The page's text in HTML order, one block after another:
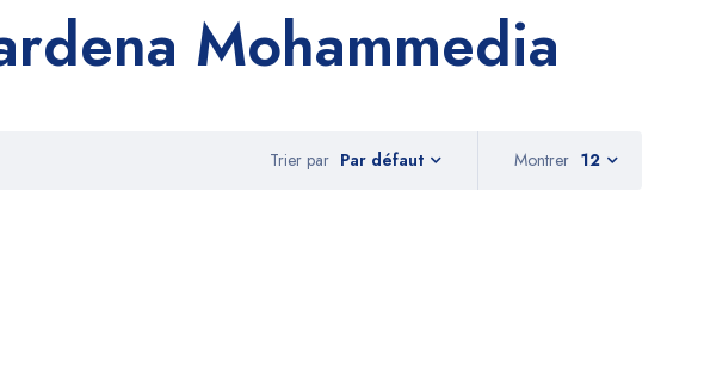
Mohammedia
Trier par Par défaut Montrer 12